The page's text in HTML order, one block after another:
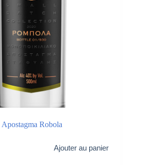
Apostagma Robola
Ajouter au panier